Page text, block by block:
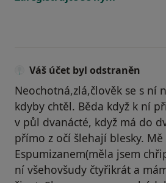
Váš účet byl odstraněn
Neochotná,zlá,člověk se s ní
kdyby chtěl. Běda když k ní
v půl dvanácté, když má do
přímo z očí šlehají blesky. Mě
Espumizanem(měla jsem
ní všehovšudy čtyřikrát a